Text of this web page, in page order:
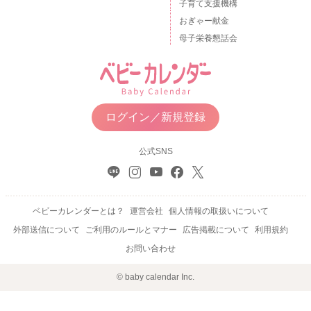
子育て支援機構
おぎゃー献金
母子栄養懇話会
ログイン／新規登録
公式SNS
ベビーカレンダーとは？ 運営会社
個人情報の取扱いについて
外部送信について
ご利用のルールとマナー 広告掲載について
利用規約
お問い合わせ
© baby calendar Inc.